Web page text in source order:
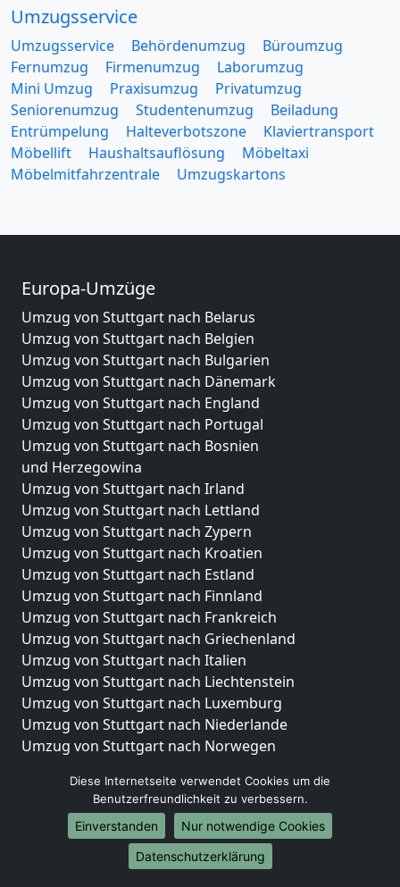
Umzugsservice
Umzugsservice Behördenumzug
Büroumzug
Fernumzug
Firmenumzug
Laborumzug
Mini Umzug
Praxisumzug
Privatumzug
Seniorenumzug
Studentenumzug
Beiladung
Entrümpelung
Halteverbotszone
Klaviertransport
Möbellift
Haushaltsauflösung
Möbeltaxi
Möbelmitfahrzentrale
Umzugskartons
Europa-Umzüge
Umzug von Stuttgart nach Belarus
Umzug von Stuttgart nach Belgien
Umzug von Stuttgart nach Bulgarien
Umzug von Stuttgart nach Dänemark
Umzug von Stuttgart nach England
Umzug von Stuttgart nach Portugal
Umzug von Stuttgart nach Bosnien
und Herzegowina
Umzug von Stuttgart nach Irland
Umzug von Stuttgart nach Lettland
Umzug von Stuttgart nach Zypern
Umzug von Stuttgart nach Kroatien
Umzug von Stuttgart nach Estland
Umzug von Stuttgart nach Finnland
Umzug von Stuttgart nach Frankreich
Umzug von Stuttgart nach Griechenland
Umzug von Stuttgart nach Italien
Umzug von Stuttgart nach Liechtenstein
Umzug von Stuttgart nach Luxemburg
Umzug von Stuttgart nach Niederlande
Umzug von Stuttgart nach Norwegen
Umzüge-Deutschlandweit
Umzug von Stuttgart nach Berlin
Umzug von Stuttgart nach Hamburg
Umzug von Stuttgart nach München
Umzug von Stuttgart nach Köln
Diese Internetseite verwendet Cookies um die
Benutzerfreundlichkeit zu verbessern.
Einverstanden
Nur notwendige Cookies
Datenschutzerklärung